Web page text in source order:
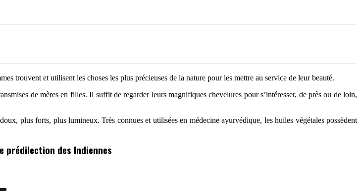
trouvent et utilisent les choses les plus précieuses de la nature pour les mettre au service de leur beauté.
de mères en filles. Il suffit de regarder leurs magnifiques chevelures pour s’intéresser, de près ou de loin,
plus forts, plus lumineux. Très connues et utilisées en médecine ayurvédique, les huiles végétales possèdent
prédilection des Indiennes